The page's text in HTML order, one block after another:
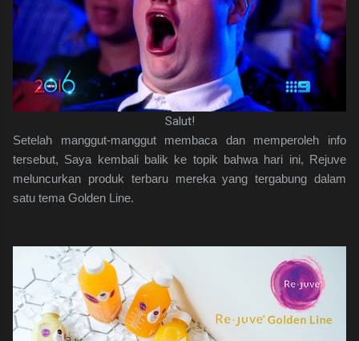
Salut!
Setelah manggut-manggut membaca dan memperoleh info
tersebut, Saya kembali balik ke topik bahwa hari ini, Rejuve
meluncurkan produk terbaru mereka yang tergabung dalam
satu tema Golden Line.